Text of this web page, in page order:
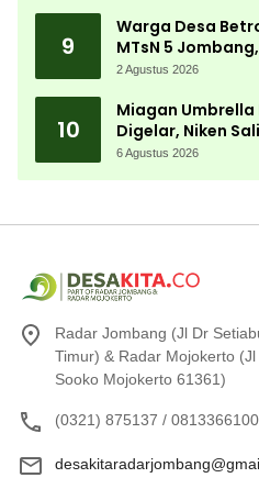
9
Warga Desa
MTsN 5
Almamater
2 Agustus 2026
10
Miagan Umbrella
Digelar, Niken
Ribuan Pengunjung
6 Agustus 2026
Radar Jombang (Jl Dr
Timur) & Radar Mojokerto
Sooko Mojokerto 61361)
(0321) 875137 /